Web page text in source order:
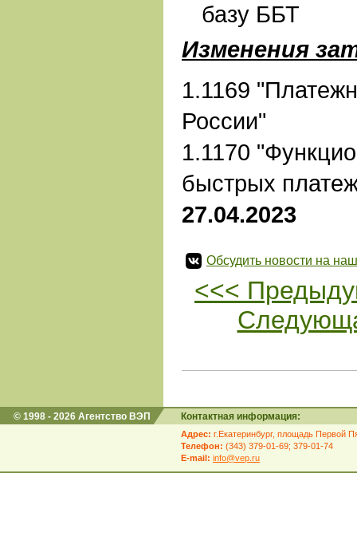
базу ББТ
Изменения
1.1169
России"
1.1170
быстрых
27.04.2023
Обсудить новости на
<<<
© 1998 - 2026 Агентство ВЭП Контактная информация:
Адрес: г.Екатеринбург, площадь Первой
Телефон: (343) 379-01-69; 379-01-74
E-mail: info@vep.ru